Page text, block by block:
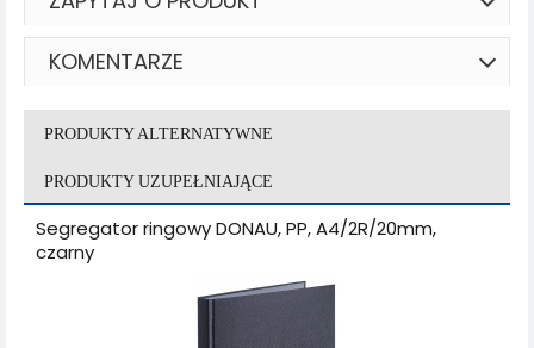
KOMENTARZE
PRODUKTY ALTERNATYWNE
PRODUKTY UZUPEŁNIAJĄCE
Segregator ringowy DONAU, PP, A4/2R/20mm,
czarny